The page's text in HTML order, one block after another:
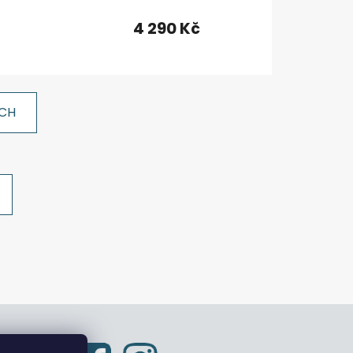
4 290 Kč